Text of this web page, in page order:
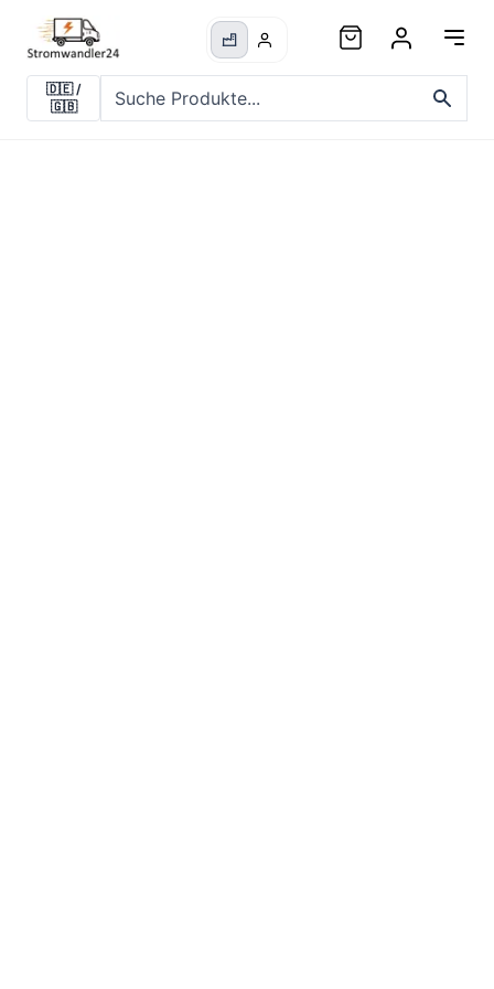
🇩🇪/
🇬🇧